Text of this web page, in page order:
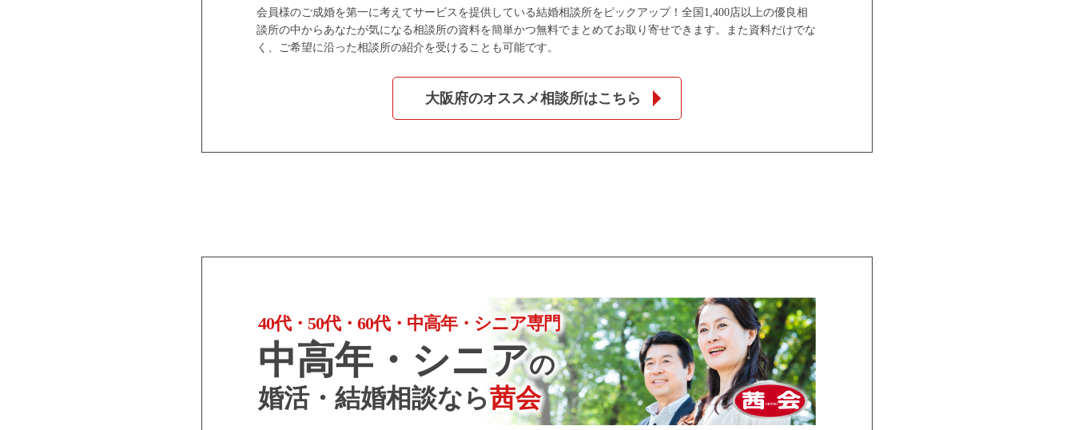
取得しております
会員様のご成婚を第一に考えてサービスを提供している結婚相談所をピックアップ！全国1,400店以上の優良相
談所の中からあなたが気になる相談所の資料を簡単かつ無料でまとめてお取り寄せできます。また資料だけでな
く、ご希望に沿った相談所の紹介を受けることも可能です。
大阪府のオススメ相談所はこちら
40代・50代・60代・中高年・シニア専門
中高年・シニアの
婚活・結婚相談なら茜会